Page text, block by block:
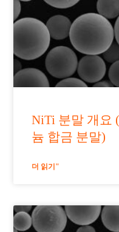
NiTi 분말 개요
늄 합금 분말)
더 읽기"